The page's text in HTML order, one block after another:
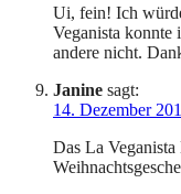
Ui, fein! Ich
Veganista konnte
andere nicht.
Janine sagt:
14. Dezember
Das La